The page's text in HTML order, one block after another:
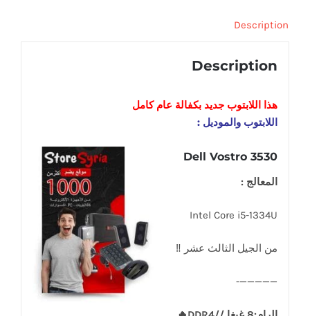
Description
Description
هذا اللابتوب جديد بكفالة عام كامل
اللابتوب والموديل :
Dell Vostro 3530
المعالج :
Intel Core i5-1334U
من الجيل الثالث عشر ‼
—————-